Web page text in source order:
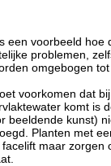
een voorbeeld hoe
problemen,
omgebogen
voorkomen dat
komt is
beeldende kunst)
Planten met
maar zorgen